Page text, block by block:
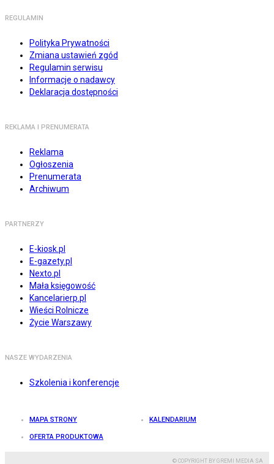
REGULAMIN
Polityka Prywatności
Zmiana ustawień zgód
Regulamin serwisu
Informacje o nadawcy
Deklaracja dostępności
REKLAMA I PRENUMERATA
Reklama
Ogłoszenia
Prenumerata
Archiwum
PARTNERZY
E-kiosk.pl
E-gazety.pl
Nexto.pl
Mała księgowość
Kancelarierp.pl
Wieści Rolnicze
Życie Warszawy
NASZE WYDARZENIA
Szkolenia i konferencje
MAPA STRONY KALENDARIUM
OFERTA PRODUKTOWA
© COPYRIGHT BY GREMI MEDIA SA